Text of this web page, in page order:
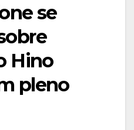
se
Hino
pleno